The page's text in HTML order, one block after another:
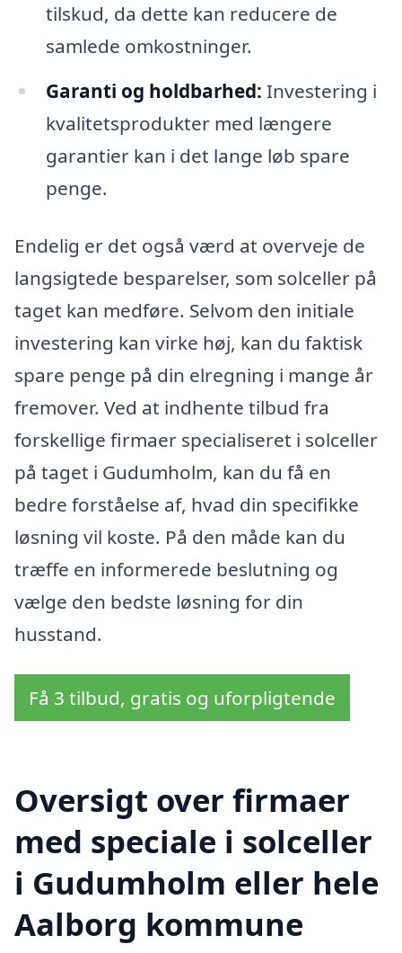
tilskud, da dette kan reducere de
samlede omkostninger.
Garanti og holdbarhed: Investering i
kvalitetsprodukter med længere
garantier kan i det lange løb spare
penge.
Endelig er det også værd at overveje de
langsigtede besparelser, som solceller på
taget kan medføre. Selvom den initiale
investering kan virke høj, kan du faktisk
spare penge på din elregning i mange år
fremover. Ved at indhente tilbud fra
forskellige firmaer specialiseret i solceller
på taget i Gudumholm, kan du få en
bedre forståelse af, hvad din specifikke
løsning vil koste. På den måde kan du
træffe en informerede beslutning og
vælge den bedste løsning for din
husstand.
Få 3 tilbud, gratis og uforpligtende
Oversigt over firmaer
med speciale i solceller
i Gudumholm eller hele
Aalborg kommune